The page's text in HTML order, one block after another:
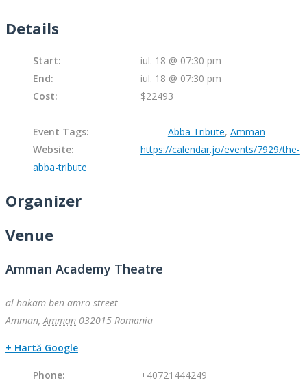
Details
Start:
iul. 18 @ 07:30 pm
End:
iul. 18 @ 07:30 pm
Cost:
$22493
Event Tags: Abba Tribute, Amman
Website:
https://calendar.jo/events/7929/the-
abba-tribute
Organizer
Venue
Amman Academy Theatre
al-hakam ben amro street
Amman, Amman 032015 Romania
+ Hartă Google
Phone:
+40721444249